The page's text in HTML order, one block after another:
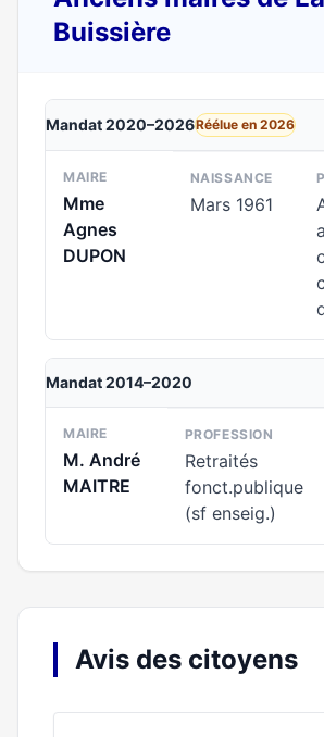
Buissière
Mandat 2020–2026Réélue en 2026
MAIRE
Mme
Agnes
DUPON
NAISSANCE
Mars 1961
Mandat 2014–2020
MAIRE
M. André
MAITRE
PROFESSION
Retraités
fonct.publique
(sf enseig.)
Avis des citoyens